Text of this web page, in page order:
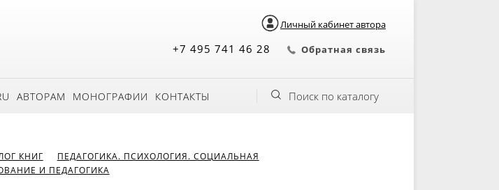
Личный кабинет автора
+7 495 741 46 28 Обратная связь
АВТОРАМ МОНОГРАФИИ КОНТАКТЫ Поиск по каталогу
КНИГ
ПЕДАГОГИКА. ПСИХОЛОГИЯ. СОЦИАЛЬНАЯ
И ПЕДАГОГИКА